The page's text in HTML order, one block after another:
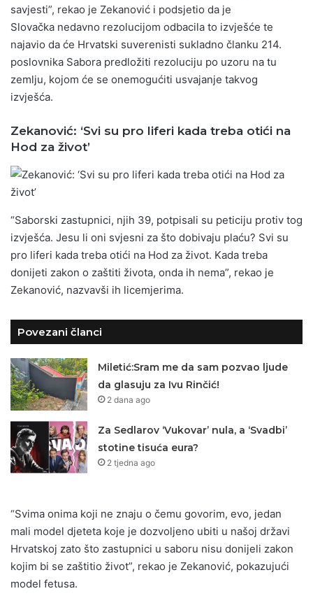
savjesti”, rekao je Zekanović i podsjetio da je
Slovačka nedavno rezolucijom odbacila to izvješće te
najavio da će Hrvatski suverenisti sukladno članku 214.
poslovnika Sabora predložiti rezoluciju po uzoru na tu
zemlju, kojom će se onemogućiti usvajanje takvog
izvješća.
Zekanović: ‘Svi su pro liferi kada treba otići na
Hod za život’
“Saborski zastupnici, njih 39, potpisali su peticiju protiv tog
izvješća. Jesu li oni svjesni za što dobivaju plaću? Svi su
pro liferi kada treba otići na Hod za život. Kada treba
donijeti zakon o zaštiti života, onda ih nema”, rekao je
Zekanović, nazvavši ih licemjerima.
Povezani članci
Miletić:Sram me da sam pozvao ljude
da glasuju za Ivu Rinčić!
2 dana ago
Za Sedlarov ‘Vukovar’ nula, a ‘Svadbi’
stotine tisuća eura?
2 tjedna ago
“Svima onima koji ne znaju o čemu govorim, evo, jedan
mali model djeteta koje je dozvoljeno ubiti u našoj državi
Hrvatskoj zato što zastupnici u saboru nisu donijeli zakon
kojim bi se zaštitio život”, rekao je Zekanović, pokazujući
model fetusa.